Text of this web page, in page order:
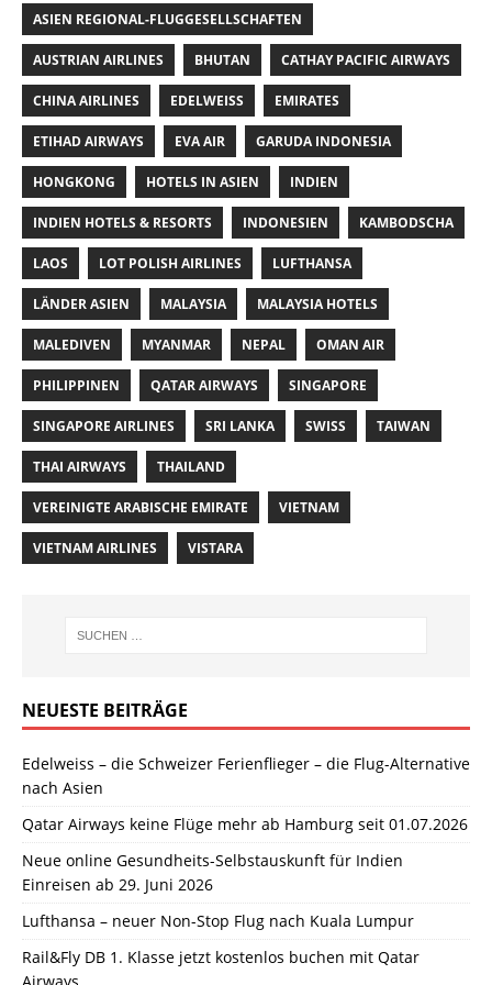
ASIEN REGIONAL-FLUGGESELLSCHAFTEN
AUSTRIAN AIRLINES BHUTAN CATHAY PACIFIC AIRWAYS
CHINA AIRLINES EDELWEISS EMIRATES
ETIHAD AIRWAYS EVA AIR GARUDA INDONESIA
HONGKONG HOTELS IN ASIEN INDIEN
INDIEN HOTELS & RESORTS INDONESIEN KAMBODSCHA
LAOS LOT POLISH AIRLINES LUFTHANSA
LÄNDER ASIEN MALAYSIA MALAYSIA HOTELS
MALEDIVEN MYANMAR NEPAL OMAN AIR
PHILIPPINEN QATAR AIRWAYS SINGAPORE
SINGAPORE AIRLINES SRI LANKA SWISS TAIWAN
THAI AIRWAYS THAILAND
VEREINIGTE ARABISCHE EMIRATE VIETNAM
VIETNAM AIRLINES VISTARA
NEUESTE BEITRÄGE
Edelweiss – die Schweizer Ferienflieger – die Flug-Alternative
nach Asien
Qatar Airways keine Flüge mehr ab Hamburg seit 01.07.2026
Neue online Gesundheits-Selbstauskunft für Indien
Einreisen ab 29. Juni 2026
Lufthansa – neuer Non-Stop Flug nach Kuala Lumpur
Rail&Fly DB 1. Klasse jetzt kostenlos buchen mit Qatar